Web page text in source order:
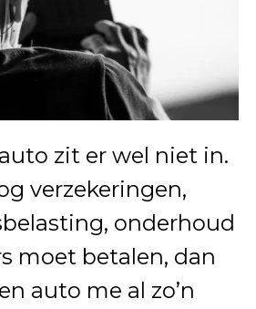
zit er wel niet in.
verzekeringen,
onderhoud
moet betalen, dan
auto me al zo’n